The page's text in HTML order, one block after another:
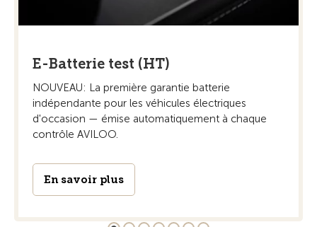
E-Batterie test (HT)
NOUVEAU: La première garantie batterie
indépendante pour les véhicules électriques
d'occasion — émise automatiquement à chaque
contrôle AVILOO.
En savoir plus